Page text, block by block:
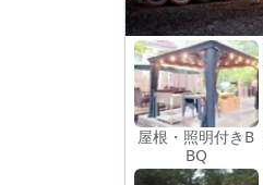
屋根・照明付きB
BQ